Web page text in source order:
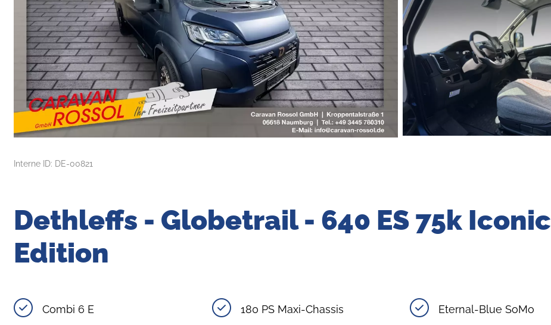
Interne ID: DE-00821
Dethleffs - Globetrail - 640 ES 75k Iconic
Edition
Combi 6 E 180 PS Maxi-Chassis Eternal-Blue SoMo